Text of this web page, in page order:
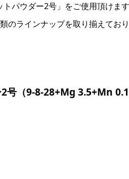
パウダー2号」をご使用頂けます
のラインナップを取り揃えてお
2号（9-8-28+Mg 3.5+Mn